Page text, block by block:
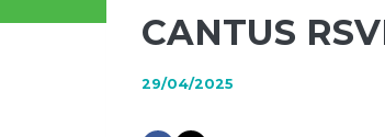
CANTUS
29/04/2025